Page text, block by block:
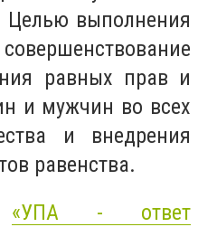
Целью выполнения
равных прав и
и мужчин во всех
и внедрения
равенства.
«УПА - ответ